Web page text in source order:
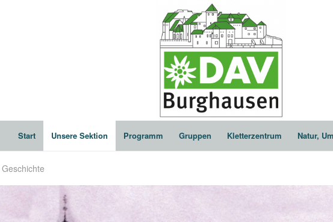
Start Unsere Sektion Programm Gruppen Kletterzentrum Natur,
Geschichte